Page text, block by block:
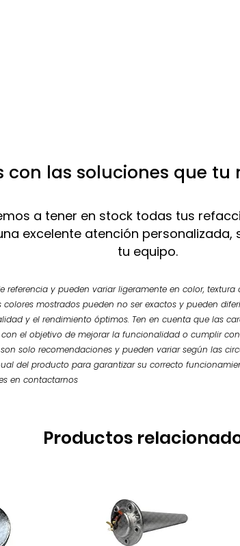
con las soluciones que tu
a tener en stock todas tus
excelente atención
tu equipo.
referencia y pueden variar ligeramente en color,
mostrados pueden no ser exactos y pueden
y el rendimiento óptimos. Ten en cuenta que las
el objetivo de mejorar la funcionalidad o cumplir
solo recomendaciones y pueden variar según las
del producto para garantizar su correcto
en contactarnos
Productos